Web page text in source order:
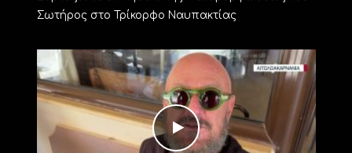
Σωτήρος στο Τρίκορφο Ναυπακτίας